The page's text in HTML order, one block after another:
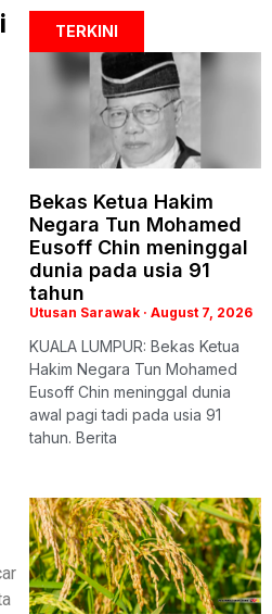
TERKINI
Bekas Ketua Hakim
Negara Tun Mohamed
Eusoff Chin meninggal
dunia pada usia 91
tahun
Utusan Sarawak August 7, 2026
KUALA LUMPUR: Bekas Ketua
Hakim Negara Tun Mohamed
Eusoff Chin meninggal dunia
awal pagi tadi pada usia 91
tahun. Berita